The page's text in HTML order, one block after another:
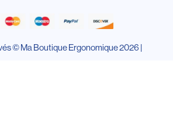
© Ma Boutique Ergonomique 2026 |